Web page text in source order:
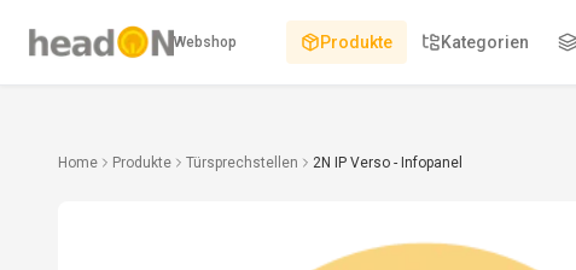
Webshop Produkte Kategorien
Home Produkte Türsprechstellen 2N IP Verso - Infopanel